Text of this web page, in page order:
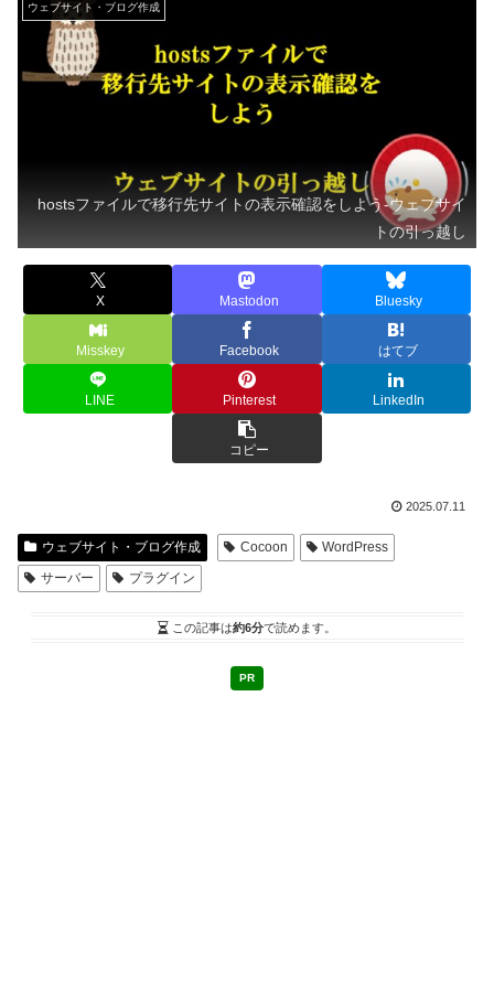
ウェブサイト・ブログ作成
hostsファイルで移行先サイトの表示確認をしよう-ウェブサイ
トの引っ越し
X Mastodon Bluesky
Misskey Facebook はてブ
LINE Pinterest LinkedIn
コピー
2025.07.11
ウェブサイト・ブログ作成 Cocoon
WordPress
サーバー
プラグイン
この記事は約6分で読めます。
PR